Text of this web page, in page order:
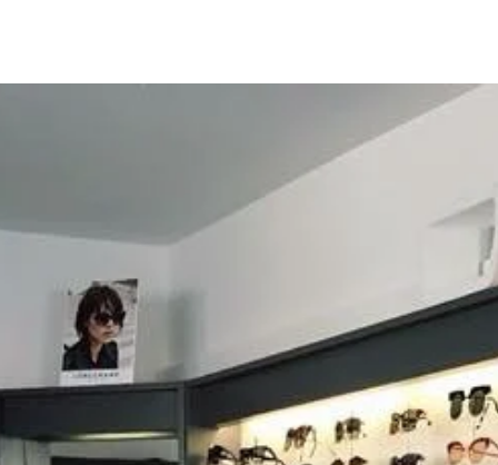
RENDEZ-VOUS
DANS NOTRE
MAGASIN
D’OPTIQUE